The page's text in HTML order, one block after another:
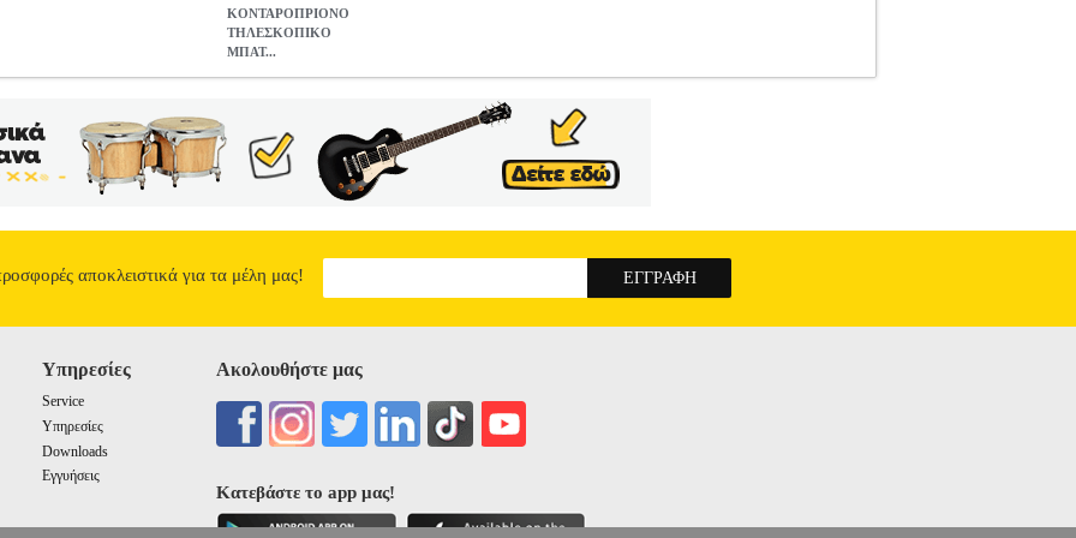
ΚΟΝΤΑΡΟΠΡΙΟΝΟ
ΤΗΛΕΣΚΟΠΙΚΟ
ΜΠΑΤ...
Κατηγορία: ΚΟΝΤΑΡΟΠΡΙΟΝΑ •BLACK N DECKER στην κατηγορία
GTC1843L είναι ένας γρήγορος και αποτελεσματικός τρόπος για να κόψετε ψηλούς φράκτες. Δυνατότητα
καλώδιο και ταλαιπωρία - δεν υπάρχει κίνδυνος κοπής του καλωδίου και δεν υπάρχουν επιβλαβείς εκπομπές των
μπαταριών Li-ion μακράς διαρκείας, καμία αυτοεκφόρτιση ... πάντα έτοιμο για χρήση. - Η λεπίδα και η λαβή
98 m και μπρούν να επεκταθούν έως τα 3, 5 m. - Διαμαντοτροχισμένες λεπίδες διπλής δράσης για καθαρότερες
ΜΠΑΤΑΡΙΑΣ BLACK N DECKER 18V LI-ION 2AH 43CM ΛΑΜΑ GTC1843L20
0
αποκλειστικά για τα μέλη μας!
Υπηρεσίες
Service
Υπηρεσίες
Downloads
Εγγυήσεις
Ακολουθήστε μας
Κατεβάστε το app μας!